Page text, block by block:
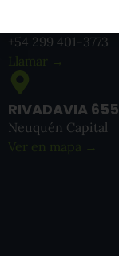
+54 299 401-3773
Llamar →
RIVADAVIA 655
Neuquén Capital
Ver en mapa →